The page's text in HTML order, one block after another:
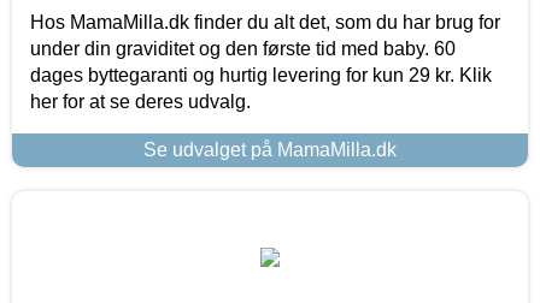
Hos MamaMilla.dk finder du alt det, som du har brug for
under din graviditet og den første tid med baby. 60
dages byttegaranti og hurtig levering for kun 29 kr. Klik
her for at se deres udvalg.
Se udvalget på MamaMilla.dk